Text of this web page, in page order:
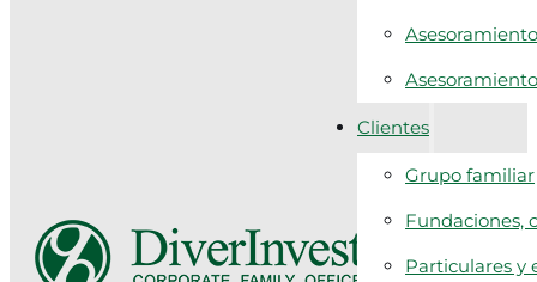
Clientes
Grupo familiar
Fundaciones,
Particulares y